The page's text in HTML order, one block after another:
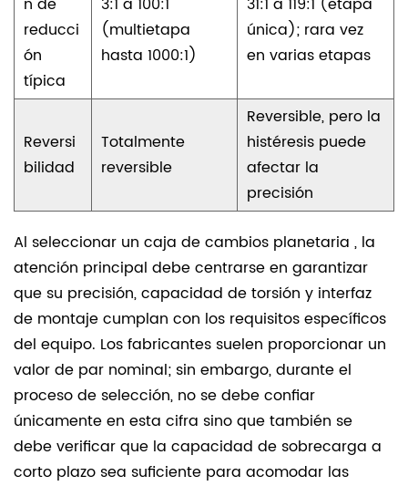
reducci
ón
típica
(multietapa
hasta 1000:1)
única); rara vez
en varias etapas
Reversi
bilidad
Totalmente
reversible
Reversible, pero la
histéresis puede
afectar la
precisión
Al seleccionar un caja de cambios planetaria , la
atención principal debe centrarse en garantizar
que su precisión, capacidad de torsión y interfaz
de montaje cumplan con los requisitos específicos
del equipo. Los fabricantes suelen proporcionar un
valor de par nominal; sin embargo, durante el
proceso de selección, no se debe confiar
únicamente en esta cifra sino que también se
debe verificar que la capacidad de sobrecarga a
corto plazo sea suficiente para acomodar las